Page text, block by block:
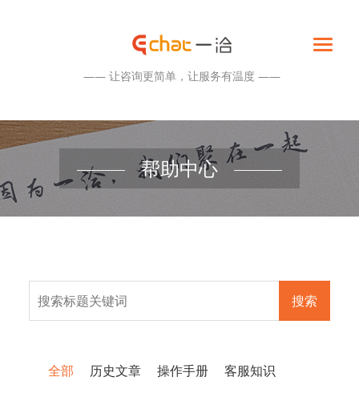
—— 让咨询更简单，让服务有温度 ——
帮助中心
搜索
全部 历史文章 操作手册 客服知识